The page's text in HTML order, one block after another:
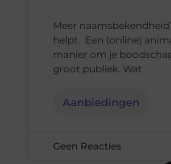
Meer
helpt. Een (online)
manier om je
groot publiek. Wat
Aanbiedingen
Geen Reacties